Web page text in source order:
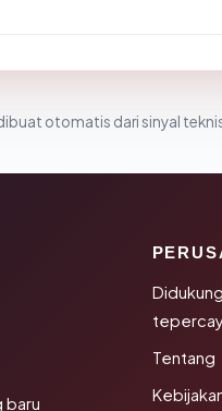
otomatis dari sinyal
baru
Tentang